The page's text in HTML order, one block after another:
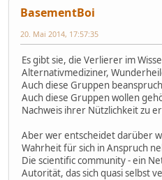
BasementBoi
20. Mai 2014, 17:57:35
Es gibt sie, die Verlierer im
Alternativmediziner,
Auch diese Gruppen
Auch diese Gruppen wollen
Nachweis ihrer Nützlichkeit zu
Aber wer entscheidet darüber
Wahrheit für sich in Anspruch
Die scientific community - ein
Autorität, das sich quasi selbst